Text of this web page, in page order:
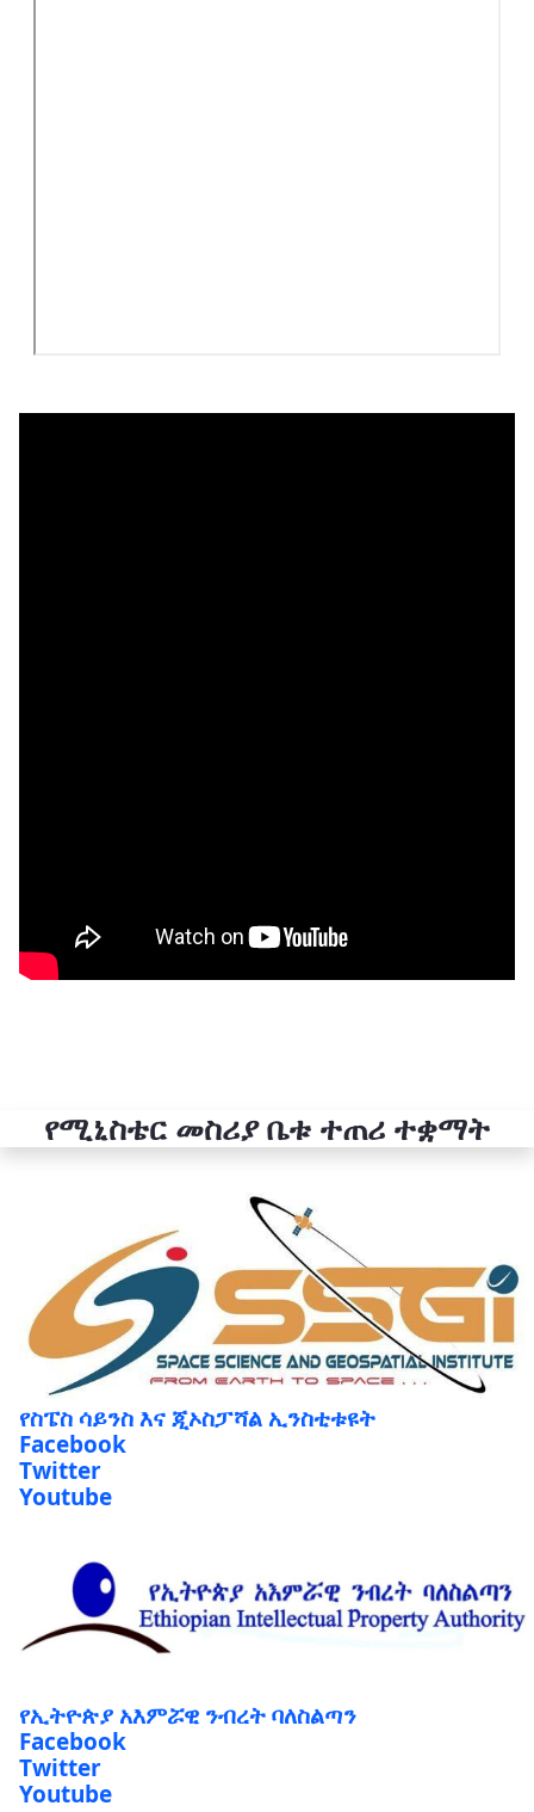
የሚኒስቴር መስሪያ ቤቱ ተጠሪ ተቋማት
የስፔስ ሳይንስ እና ጂኦስፓሻል ኢንስቲቱዩት
Facebook
Twitter
Youtube
የኢትዮጵያ አእምሯዊ ንብረት ባለስልጣን
Facebook
Twitter
Youtube